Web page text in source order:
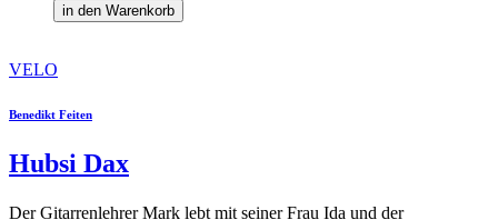
in den Warenkorb
VELO
Benedikt Feiten
Hubsi Dax
Der Gitarrenlehrer Mark lebt mit seiner Frau Ida und der